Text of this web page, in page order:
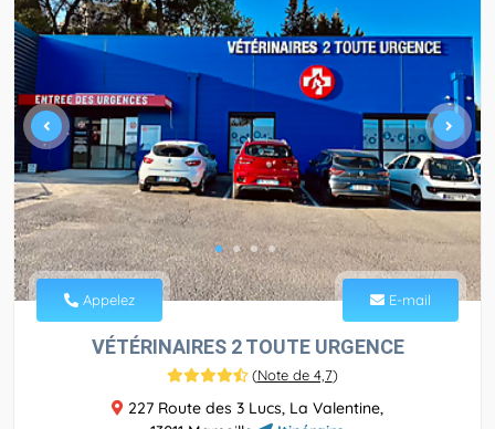
Appelez E-mail
VÉTÉRINAIRES 2 TOUTE URGENCE
(Note de 4,7)
227 Route des 3 Lucs, La Valentine,